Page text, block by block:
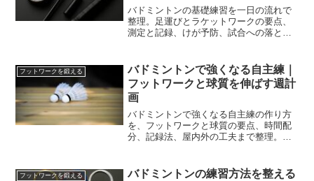
バドミントンの基礎練習を一日の流れで
整理。足運びとラケットワークの要点、
測定と記録、けが予防、試合への落とし
フットワークを鍛える
バドミントンで強くなる自主練｜
フットワークと球質を伸ばす週計
画
バドミントンで強くなる自主練の作り方
を、フットワークと球質の要点、時間配
分、記録法、屋内外の工夫まで整理。迷
フットワークを鍛える
バドミントンの練習方法を整える